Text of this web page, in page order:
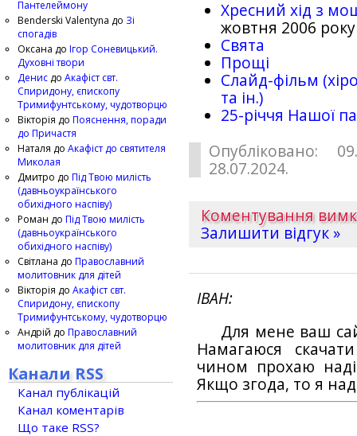
Хресний хід з
жовтня 2006 року
Свята
Прощі
Слайд-фільм
та ін.)
25-рiччя Нашої
Опубліковано:
28.07.2024.
Коментування
Залишити відгук »
ІВАН
Для мене ваш
Намагаюся
чином прохаю
Якщо згода, то я
Пантелеймону
Benderski Valentyna до Зі
спогадів
Оксана до Ігор Соневицький.
Духовні твори
Денис до Акафіст свт.
Спиридону, єпископу
Тримифунтському, чудотворцю
Вікторія до Пояснення, поради
до Причастя
Наталя до Акафіст до святителя
Миколая
Дмитро до Під Твою милість
(давньоукраїнського
обихідного наспіву)
Роман до Під Твою милість
(давньоукраїнського
обихідного наспіву)
Світлана до Православний
молитовник для дітей
Вікторія до Акафіст свт.
Спиридону, єпископу
Тримифунтському, чудотворцю
Андрій до Православний
молитовник для дітей
Канали RSS
Канал публікацій
Канал коментарів
Що таке RSS?